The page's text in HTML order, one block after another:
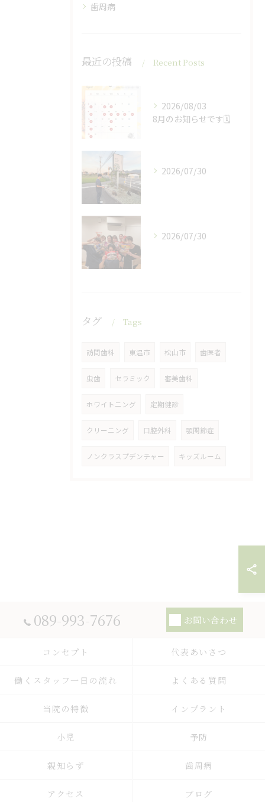
歯周病
最近の投稿 Recent Posts
2026/08/03
8月のお知らせです🗓️
2026/07/30
2026/07/30
タグ Tags
訪問歯科 東温市 松山市 歯医者
虫歯 セラミック 審美歯科
ホワイトニング 定期健診
クリーニング 口腔外科 顎関節症
ノンクラスプデンチャー キッズルーム
089-993-7676 お問い合わせ
コンセプト 代表あいさつ
働くスタッフ一日の流れ よくある質問
当院の特徴 インプラント
小児 予防
親知らず 歯周病
アクセス ブログ